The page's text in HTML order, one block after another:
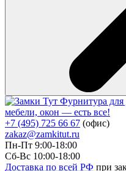
Фурнитура для
мебели, окон — есть все!
+7 (495) 725 66 67 (офис)
zakaz@zamkitut.ru
Пн-Пт 9:00-18:00
Сб-Вс 10:00-18:00
Доставка по всей РФ при